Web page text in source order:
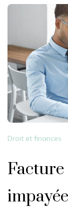
Droit et finances
Facture